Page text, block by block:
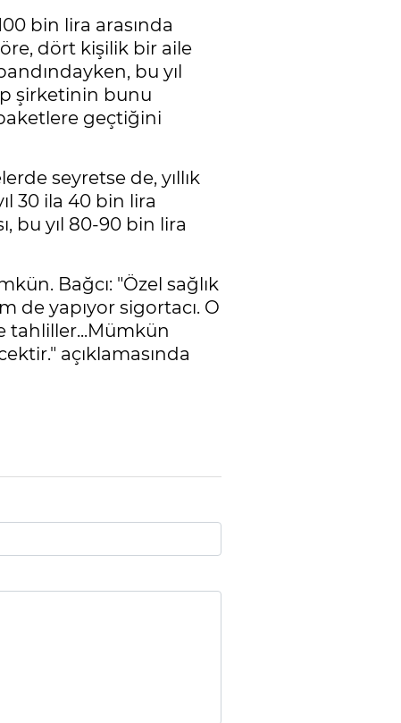
bin lira arasında
dört kişilik bir aile
bu yıl
şirketinin bunu
geçtiğini
seyretse de, yıllık
30 ila 40 bin lira
bu yıl 80-90 bin lira
Bağcı: "Özel sağlık
de yapıyor sigortacı. O
tahliller...Mümkün
açıklamasında